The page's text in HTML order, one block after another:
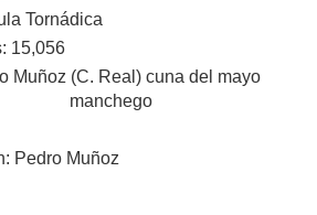
Tornádica
15,056
Muñoz (C. Real) cuna del mayo
manchego
Pedro Muñoz